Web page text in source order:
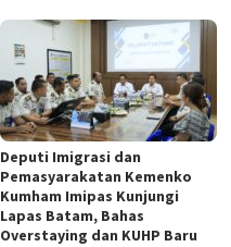
Deputi Imigrasi dan
Pemasyarakatan Kemenko
Kumham Imipas Kunjungi
Lapas Batam, Bahas
Overstaying dan KUHP Baru